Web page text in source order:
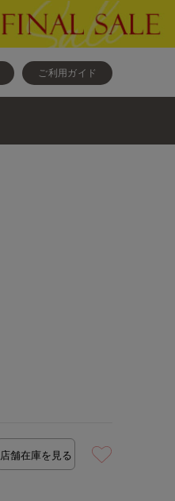
ご利用ガイド
店舗在庫を見る